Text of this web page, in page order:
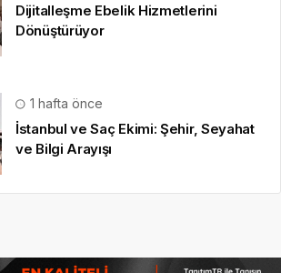
Dijitalleşme Ebelik Hizmetlerini
Dönüştürüyor
1 hafta önce
İstanbul ve Saç Ekimi: Şehir, Seyahat
ve Bilgi Arayışı